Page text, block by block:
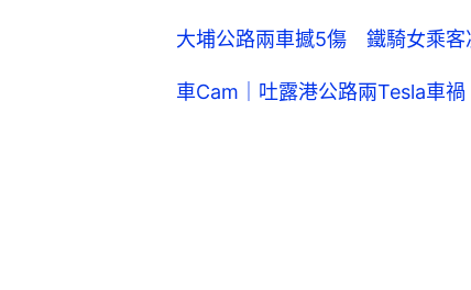
大埔公路兩車撼5傷 鐵騎女乘
車Cam｜吐露港公路兩Tesla車